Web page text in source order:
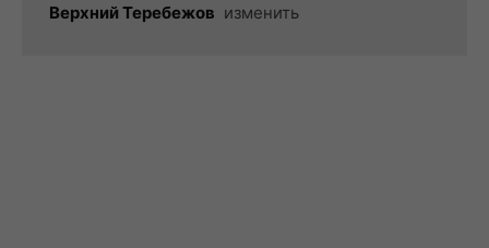
Верхний Теребежов изменить